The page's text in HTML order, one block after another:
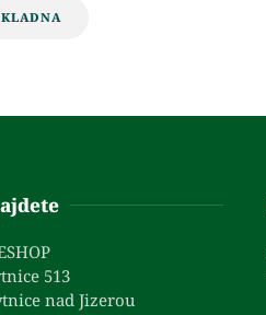
513
nad Jizerou